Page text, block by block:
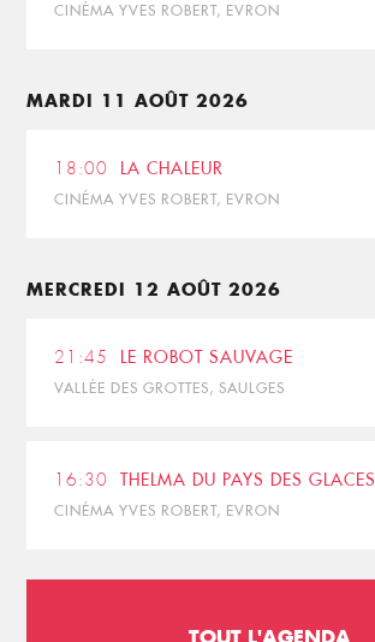
CINÉMA YVES ROBERT, EVRON
MARDI 11 AOÛT 2026
18:00 LA CHALEUR
CINÉMA YVES ROBERT, EVRON
MERCREDI 12 AOÛT 2026
21:45 LE ROBOT SAUVAGE
VALLÉE DES GROTTES, SAULGES
16:30 THELMA DU PAYS DES GLACES
CINÉMA YVES ROBERT, EVRON
TOUT L'AGENDA